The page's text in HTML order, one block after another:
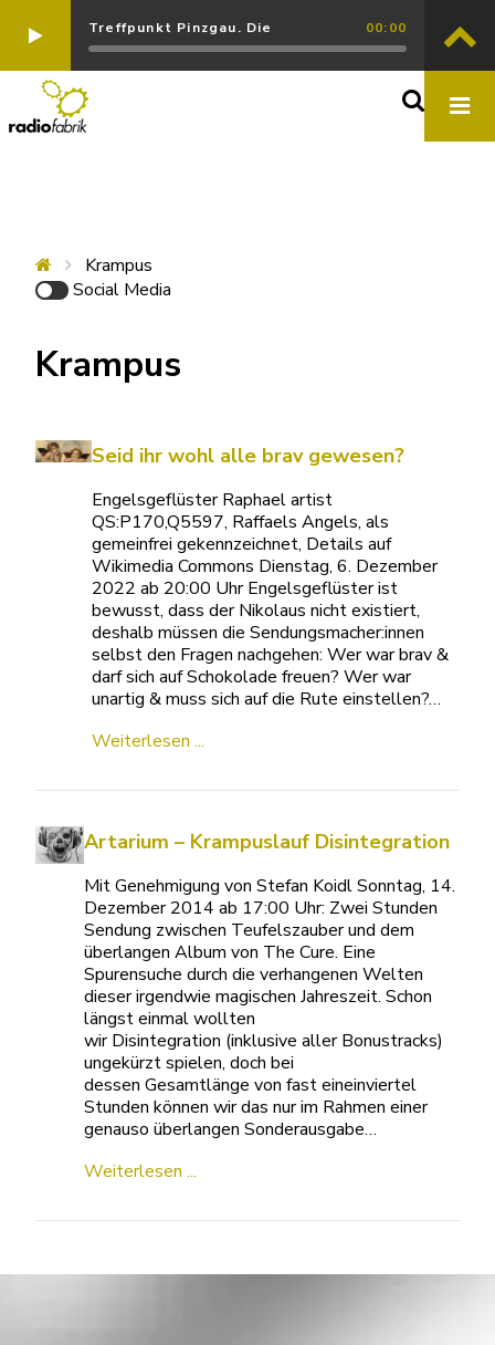
Treffpunkt Pinzgau. Die 00:00
Krampus
Social Media
Krampus
Seid ihr wohl alle brav gewesen?
Engelsgeflüster Raphael artist
QS:P170,Q5597, Raffaels Angels, als
gemeinfrei gekennzeichnet, Details auf
Wikimedia Commons Dienstag, 6. Dezember
2022 ab 20:00 Uhr Engelsgeflüster ist
bewusst, dass der Nikolaus nicht existiert,
deshalb müssen die Sendungsmacher:innen
selbst den Fragen nachgehen: Wer war brav &
darf sich auf Schokolade freuen? Wer war
unartig & muss sich auf die Rute einstellen?…
Weiterlesen ...
Artarium – Krampuslauf Disintegration
Mit Genehmigung von Stefan Koidl Sonntag, 14.
Dezember 2014 ab 17:00 Uhr: Zwei Stunden
Sendung zwischen Teufelszauber und dem
überlangen Album von The Cure. Eine
Spurensuche durch die verhangenen Welten
dieser irgendwie magischen Jahreszeit. Schon
längst einmal wollten
wir Disintegration (inklusive aller Bonustracks)
ungekürzt spielen, doch bei
dessen Gesamtlänge von fast eineinviertel
Stunden können wir das nur im Rahmen einer
genauso überlangen Sonderausgabe…
Weiterlesen ...